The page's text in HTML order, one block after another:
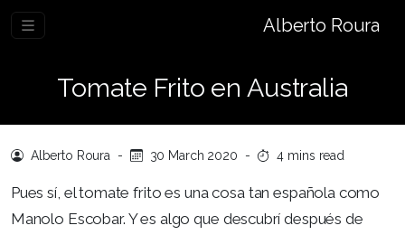
Alberto Roura
Tomate Frito en Australia
Alberto Roura - 30 March 2020 - 4 mins read
Pues sí, el tomate frito es una cosa tan española como
Manolo Escobar. Y es algo que descubrí después de